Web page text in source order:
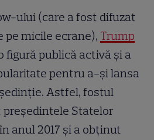
ului (care a fost difuzat
pe micile ecrane), Trump
figură publică activă și a
pentru a-și lansa
Astfel, fostul
Statelor
anul 2017 și a obținut